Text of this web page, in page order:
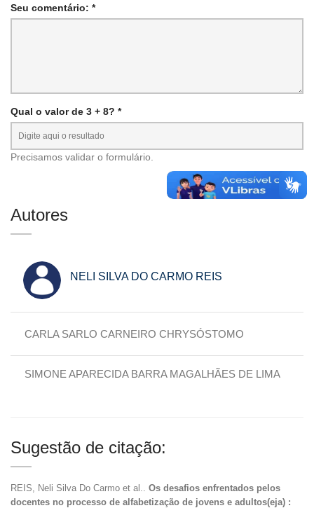
Seu comentário: *
Qual o valor de 3 + 8? *
Precisamos validar o formulário.
Autores
NELI SILVA DO CARMO REIS
CARLA SARLO CARNEIRO CHRYSÓSTOMO
SIMONE APARECIDA BARRA MAGALHÃES DE LIMA
Sugestão de citação:
REIS, Neli Silva Do Carmo et al.. Os desafios enfrentados pelos
docentes no processo de alfabetização de jovens e adultos(eja) :